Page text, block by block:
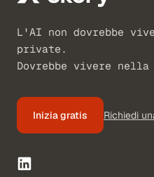
L'AI non dovrebbe
private.
Dovrebbe vivere
Inizia gratis Richiedi